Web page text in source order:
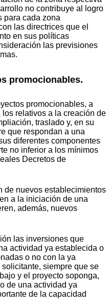
no contribuye al logro
para cada zona
las directrices que el
en sus políticas
las previsiones
promocionables.
promocionables, a
relativos a la creación de
traslado y, en su
que respondan a una
diferentes componentes
no inferior a los mínimos
Decretos de
de nuevos establecimientos
a la iniciación de una
además, nuevos
las inversiones que
actividad ya establecida o
o no con la ya
siempre que se
y el proyecto soponga,
de una actividad ya
de la capacidad